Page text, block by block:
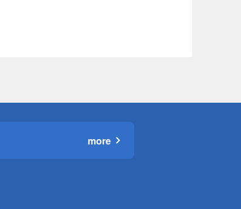
more